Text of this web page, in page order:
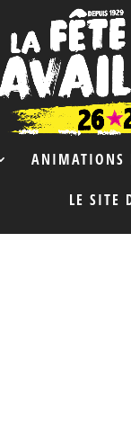
ANIMATIONS
LE SITE